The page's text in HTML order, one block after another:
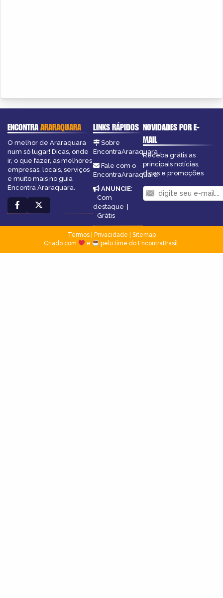
ENCONTRAARARAQUARA
O melhor de Araraquara
num só lugar! Dicas, onde
ir, o que fazer, as melhores
empresas, locais, serviços
e muito mais no guia
Encontra Araraquara.
LINKS RÁPIDOS
Sobre
EncontraAraraquara
Fale com o
EncontraAraraquara
ANUNCIE:
Com
destaque |
Grátis
NOVIDADES POR E-
MAIL
Receba grátis as
principais notícias,
dicas e promoções
Termos| Privacidade
Sitemap
Criado com
e pelo time do EncontraBrasil